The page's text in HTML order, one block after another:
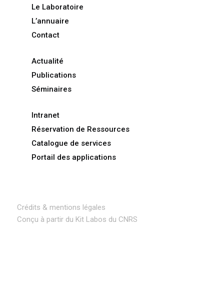
Le Laboratoire
L’annuaire
Contact
Actualité
Publications
Séminaires
Intranet
Réservation de Ressources
Catalogue de services
Portail des applications
Crédits & mentions légales
Conçu à partir du Kit Labos du CNRS